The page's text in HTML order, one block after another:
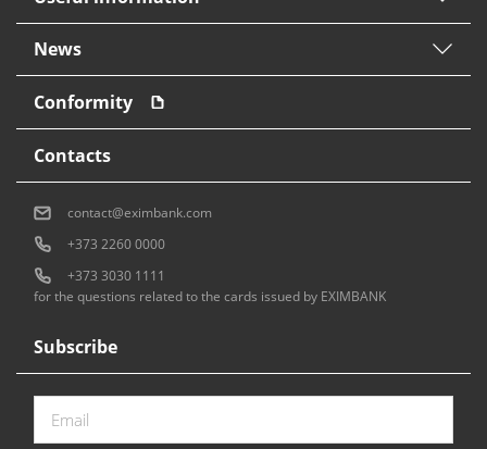
News
Conformity
Subscribe
Contacts
contact@eximbank.com
+373 2260 0000
+373 3030 1111
for the questions related to the cards issued by EXIMBANK